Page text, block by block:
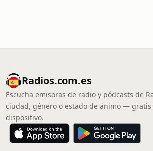
Radios.com.es
Escucha emisoras de radio y pódcasts de
ciudad, género o estado de ánimo —
dispositivo.